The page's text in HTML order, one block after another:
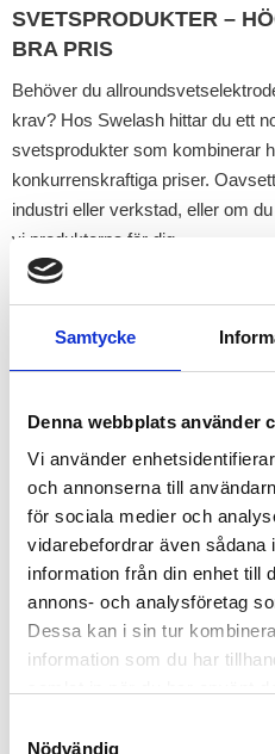
Samtycke
Denna webbplats använder
Vi använder
och annonserna till
för sociala medier och
vidarebefordrar även sådana
information från din enhet till
annons- och analysföretag
Dessa kan i sin tur
information som du har
Nödvändig
SVETSPRODUKTER –
BRA PRIS
Behöver du
krav? Hos Swelash hittar du ett
svetsprodukter som kombinerar
konkurrenskraftiga priser.
industri eller verkstad, eller om
vi produkterna för dig.
VARFÖR VÄLJA
Prisvärda lösningar:Vi
Pålitlig kvalitet:Våra
fungerar både i verkstaden
Brett sortiment:Vi erbjuder
reparationer till avancerade
SÄKER OCH EFFEKTIV
Med våra svetsprodukter blir
hållbart. Våra svetselektroder är
Svetsa artskilda material, som
Skapa hållbara och starka